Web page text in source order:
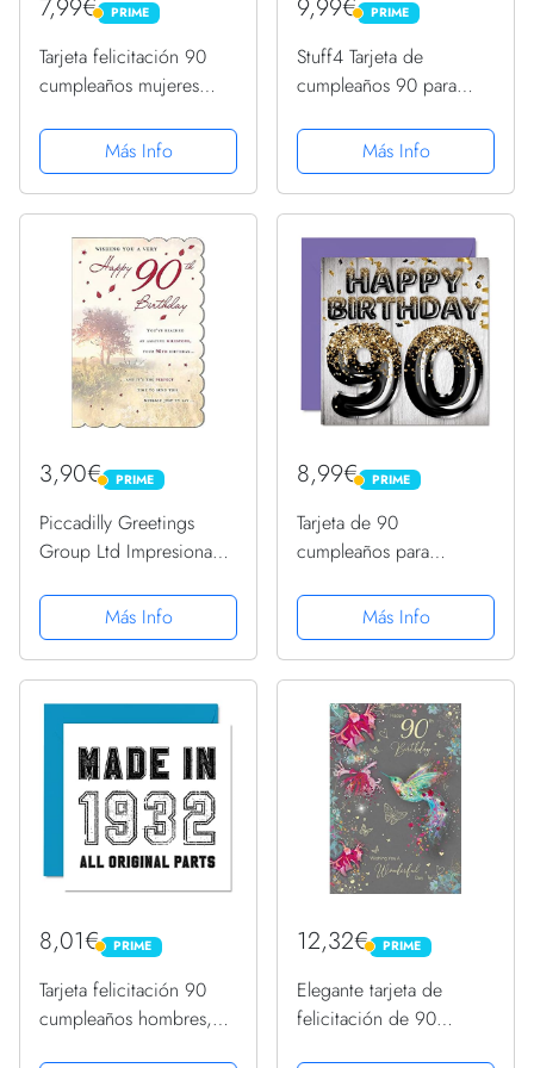
7,99€ PRIME
PRIME
Tarjeta felicitación 90
cumpleaños mujeres
18 años, con 72 años
experiencia, divertida
tarjeta felicitación 90
Más Info
9,99€ PRIME
PRIME
Stuff4 Tarjeta de
cumpleaños 90 para
purpurina rosa y morada,
tarjetas de felicitación de
cumpleaños para 90
bisabuela,...
Más Info
3,90€ PRIME
PRIME
Piccadilly Greetings
Group Ltd Impresionante
90 cumpleaños con 5
versos maravillosamente
redactados
Más Info
8,99€ PRIME
PRIME
Tarjeta de 90
cumpleaños para
y dorados con
purpurina, 145 mmx145
mm, tarjetas de
noventa cumpleaños
Más Info
8,01€ PRIME
PRIME
Tarjeta felicitación 90
cumpleaños hombres,
12,32€ PRIME
PRIME
Elegante tarjeta de
felicitación de 90